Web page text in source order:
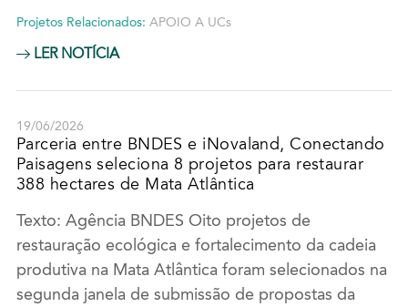
Projetos Relacionados: APOIO A UCs
LER NOTÍCIA
19/06/2026
Parceria entre BNDES e iNovaland, Conectando
Paisagens seleciona 8 projetos para restaurar
388 hectares de Mata Atlântica
Texto: Agência BNDES Oito projetos de
restauração ecológica e fortalecimento da cadeia
produtiva na Mata Atlântica foram selecionados na
segunda janela de submissão de propostas da